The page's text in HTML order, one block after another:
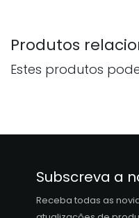
Produtos
Estes produtos
Subscreva a
Receba todas as